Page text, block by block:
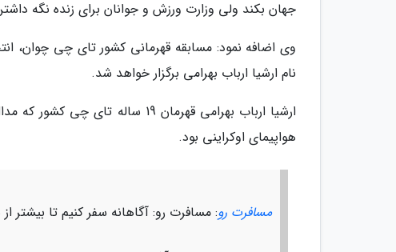
جهان بکند ولی وزارت ورزش و جوانان برای زنده نگه
نام ارشیا ارباب بهرامی برگزار خواهد شد.
ارشیا ارباب بهرامی قهرمان 19
هواپیمای اوکراینی بود.
مسافرت رو: مسافرت رو: آگاهانه سفر کنیم تا بیشتر